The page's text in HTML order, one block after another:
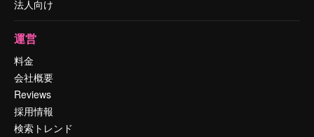
法人向け
運営
料金
会社概要
Reviews
採用情報
検索トレンド